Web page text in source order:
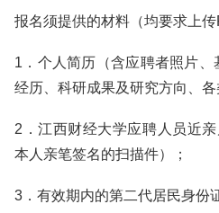
报名须提供的材料（均要求上传
1．个人简历（含应聘者照片
经历、科研成果及研究方向、各
2．江西财经大学应聘人员近
本人亲笔签名的扫描件）；
3．有效期内的第二代居民身份